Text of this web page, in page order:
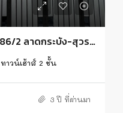
TU.#00004 หมู่บ้านพฤกษา 86/2 ลาดกระบัง-สุวรรณภูมิ
ทาวน์เฮ้าส์ 2 ชั้น
3 ปี ที่ผ่านมา